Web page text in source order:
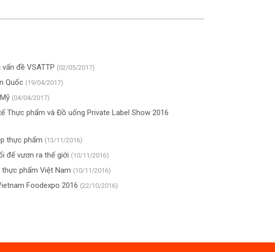
đề VSATTP (02/05/2017)
Quốc (19/04/2017)
(04/04/2017)
Thực phẩm và Đồ uống Private Label Show 2016
thực phẩm (13/11/2016)
để vươn ra thế giới (10/11/2016)
phẩm Việt Nam (10/11/2016)
Foodexpo 2016 (22/10/2016)